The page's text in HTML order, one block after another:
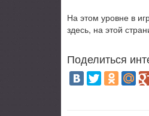
На этом уровне в
здесь, на этой
Поделиться